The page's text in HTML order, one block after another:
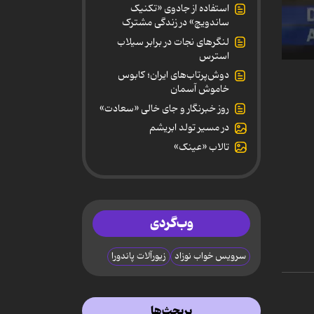
استفاده از جادوی «تکنیک
ساندویچ» در زندگی مشترک
لنگرهای نجات در برابر سیلاب
استرس
دوش‌پرتاب‌های ایران؛ کابوس
خاموش آسمان
روز خبرنگار و جای خالی «سعادت»
در مسیر تولد ابریشم
تالاب «عینک»
وب‌گردی
سرویس خواب نوزاد زیورآلات پاندورا